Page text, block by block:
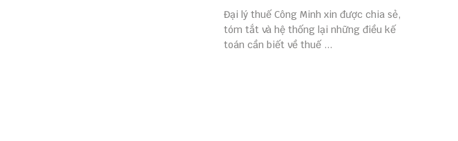
Đại lý thuế Công Minh xin được chia sẻ,
tóm tắt và hệ thống lại những điều kế
toán cần biết về thuế ...